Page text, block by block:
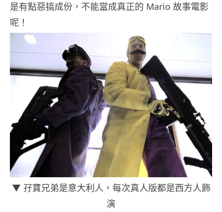
是有點惡搞成份，不能當成真正的 Mario 故事電影
呢！
▼ 孖寶兄弟是意大利人，每次真人版都是西方人飾
演